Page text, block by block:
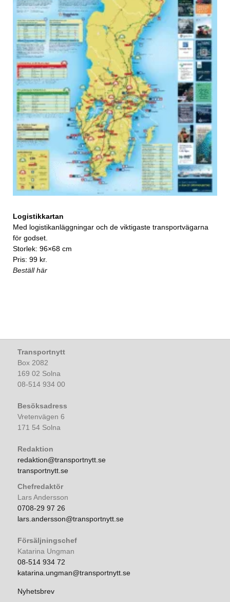
Logistikkartan
Med logistikanläggningar och de viktigaste transportvägarna
för godset.
Storlek: 96×68 cm
Pris: 99 kr.
Beställ här
Transportnytt
Box 2082
169 02 Solna
08-514 934 00
Besöksadress
Vretenvägen 6
171 54 Solna
Redaktion
redaktion@transportnytt.se
transportnytt.se
Chefredaktör
Lars Andersson
0708-29 97 26
lars.andersson@transportnytt.se
Försäljningschef
Katarina Ungman
08-514 934 72
katarina.ungman@transportnytt.se
Nyhetsbrev